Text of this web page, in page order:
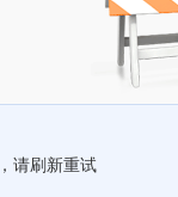
请刷新重试